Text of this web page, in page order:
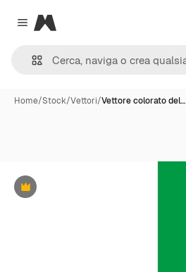
Close menu
Magnific
Home/Stock/Vettori/Vettore colorato del…
Premium